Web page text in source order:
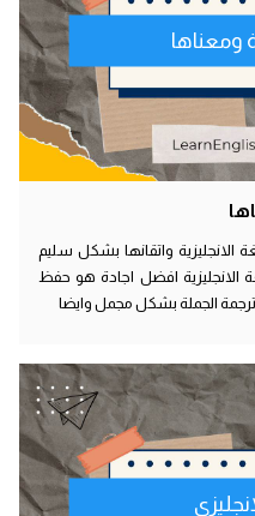
الانجليزية واتقانها بشكل سليم
الانجليزية افضل اجادة هو حفظ
ترجمة الجملة بشكل مجمل وايضا